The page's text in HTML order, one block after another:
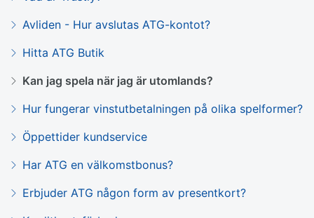
Avliden - Hur avslutas ATG-kontot?
Hitta ATG Butik
Kan jag spela när jag är utomlands?
Hur fungerar vinstutbetalningen på olika spelformer?
Öppettider kundservice
Har ATG en välkomstbonus?
Erbjuder ATG någon form av presentkort?